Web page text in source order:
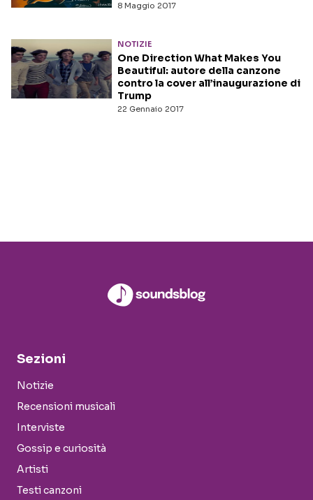
8 Maggio 2017
NOTIZIE
22 Gennaio 2017
One Direction What Makes You
Beautiful: autore della canzone
contro la cover all’inaugurazione di
Trump
Sezioni
Notizie
Recensioni musicali
Interviste
Gossip e curiosità
Artisti
Testi canzoni